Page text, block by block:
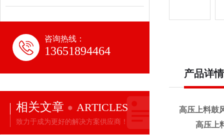
咨询热线：
13651894464
相关文章 ARTICLES
致力于成为更好的解决方案供应商！
产品详情
高压上料鼓
高压上